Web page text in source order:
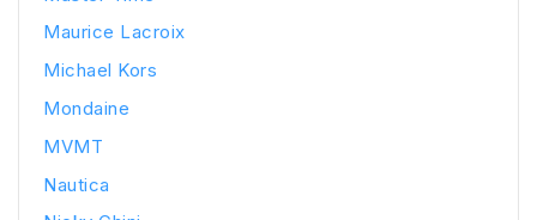
Maurice Lacroix
Michael Kors
Mondaine
MVMT
Nautica